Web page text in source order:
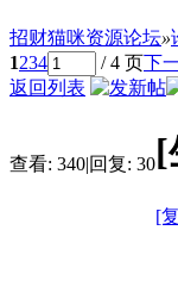
招财猫咪资源论坛»
1234 / 4 页下
返回列表
查看: 340|回复: 30[
[